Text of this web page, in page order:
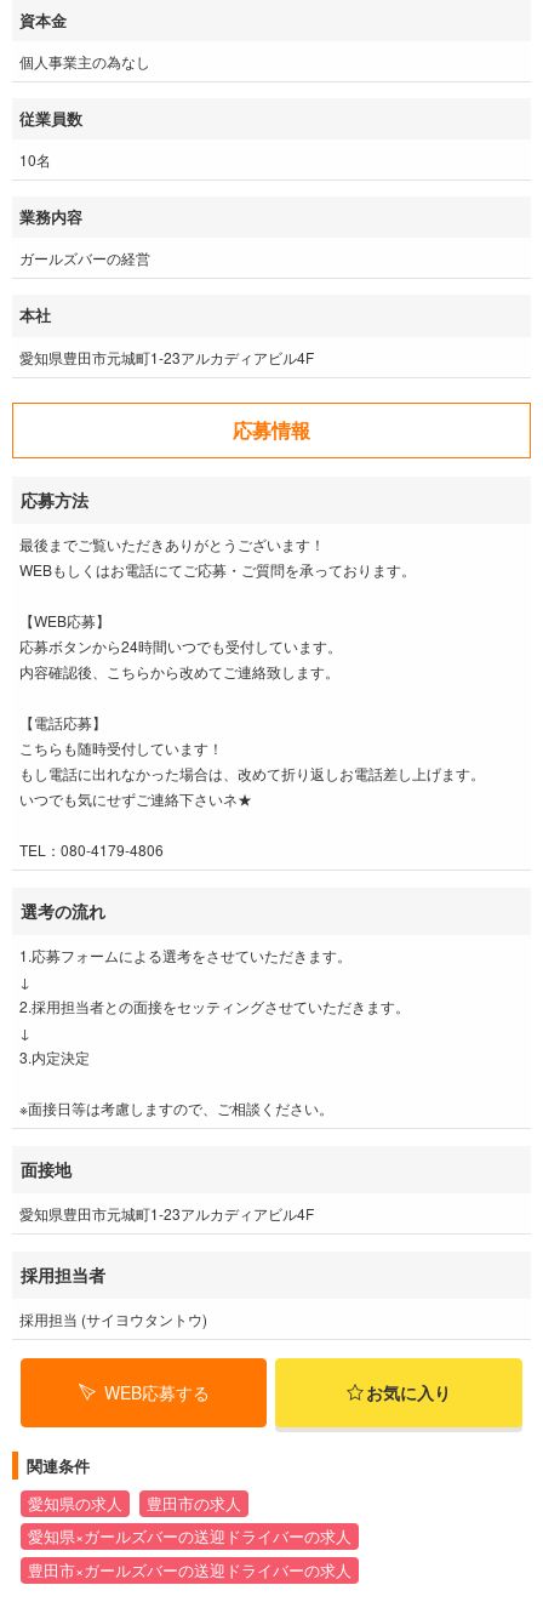
資本金
個人事業主の為なし
従業員数
10名
業務内容
ガールズバーの経営
本社
愛知県豊田市元城町1-23アルカディアビル4F
応募情報
応募方法
最後までご覧いただきありがとうございます！
WEBもしくはお電話にてご応募・ご質問を承っております。
【WEB応募】
応募ボタンから24時間いつでも受付しています。
内容確認後、こちらから改めてご連絡致します。
【電話応募】
こちらも随時受付しています！
もし電話に出れなかった場合は、改めて折り返しお電話差し上げます。
いつでも気にせずご連絡下さいネ★
TEL：080-4179-4806
選考の流れ
1.応募フォームによる選考をさせていただきます。
↓
2.採用担当者との面接をセッティングさせていただきます。
↓
3.内定決定
※面接日等は考慮しますので、ご相談ください。
面接地
愛知県豊田市元城町1-23アルカディアビル4F
採用担当者
採用担当 (サイヨウタントウ)
WEB応募する お気に入り
関連条件
愛知県の求人
豊田市の求人
愛知県×ガールズバーの送迎ドライバーの求人
豊田市×ガールズバーの送迎ドライバーの求人